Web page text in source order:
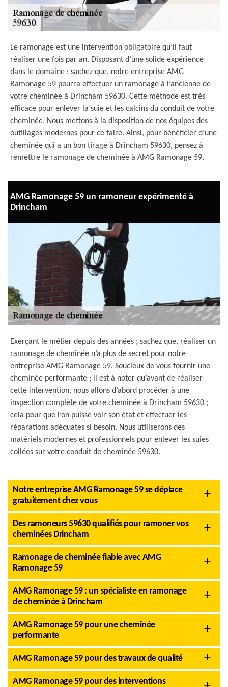
Le ramonage est une intervention obligatoire qu’il faut
réaliser une fois par an. Disposant d’une solide expérience
dans le domaine ; sachez que, notre entreprise AMG
Ramonage 59 pourra effectuer un ramonage à l’ancienne de
votre cheminée à Drincham 59630. Cette méthode est très
efficace pour enlever la suie et les calcins du conduit de votre
cheminée. Nous mettons à la disposition de nos équipes des
outillages modernes pour ce faire. Ainsi, pour bénéficier d’une
cheminée qui a un bon tirage à Drincham 59630, pensez à
remettre le ramonage de cheminée à AMG Ramonage 59.
AMG Ramonage 59 un ramoneur expérimenté à
Drincham
Exerçant le métier depuis des années ; sachez que, réaliser un
ramonage de cheminée n’a plus de secret pour notre
entreprise AMG Ramonage 59. Soucieux de vous fournir une
cheminée performante ; il est à noter qu’avant de réaliser
cette intervention, nous allons d’abord procéder à une
inspection complète de votre cheminée à Drincham 59630 ;
cela pour que l’on puisse voir son état et effectuer les
réparations adéquates si besoin. Nous utiliserons des
matériels modernes et professionnels pour enlever les suies
collées sur votre conduit de cheminée 59630.
Notre entreprise AMG Ramonage 59 se déplace
gratuitement chez vous
Des ramoneurs 59630 qualifiés pour ramoner vos
cheminées Drincham
Ramonage de cheminée fiable avec AMG
Ramonage 59
AMG Ramonage 59 : un spécialiste en ramonage
de cheminée à Drincham
AMG Ramonage 59 pour une cheminée
performante
AMG Ramonage 59 pour des travaux de qualité
AMG Ramonage 59 pour des interventions